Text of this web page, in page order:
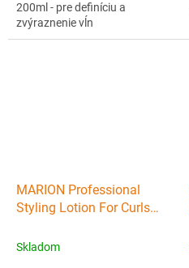
200ml - pre definíciu a
zvýraznenie vĺn
MARION Professional
Styling Lotion For Curls
zvýraznenie kaderí
Skladom